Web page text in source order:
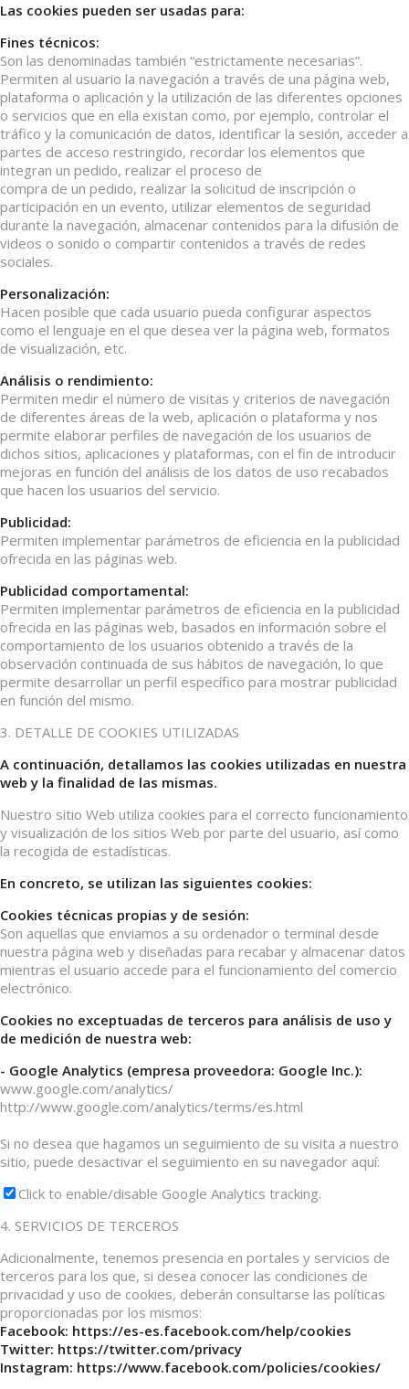
Las cookies pueden ser usadas para:
Fines técnicos:
Son las denominadas también “estrictamente necesarias”.
Permiten al usuario la navegación a través de una página web,
plataforma o aplicación y la utilización de las diferentes opciones
o servicios que en ella existan como, por ejemplo, controlar el
tráfico y la comunicación de datos, identificar la sesión, acceder a
partes de acceso restringido, recordar los elementos que
integran un pedido, realizar el proceso de
compra de un pedido, realizar la solicitud de inscripción o
participación en un evento, utilizar elementos de seguridad
durante la navegación, almacenar contenidos para la difusión de
videos o sonido o compartir contenidos a través de redes
sociales.
Personalización:
Hacen posible que cada usuario pueda configurar aspectos
como el lenguaje en el que desea ver la página web, formatos
de visualización, etc.
Análisis o rendimiento:
Permiten medir el número de visitas y criterios de navegación
de diferentes áreas de la web, aplicación o plataforma y nos
permite elaborar perfiles de navegación de los usuarios de
dichos sitios, aplicaciones y plataformas, con el fin de introducir
mejoras en función del análisis de los datos de uso recabados
que hacen los usuarios del servicio.
Publicidad:
Permiten implementar parámetros de eficiencia en la publicidad
ofrecida en las páginas web.
Publicidad comportamental:
Permiten implementar parámetros de eficiencia en la publicidad
ofrecida en las páginas web, basados en información sobre el
comportamiento de los usuarios obtenido a través de la
observación continuada de sus hábitos de navegación, lo que
permite desarrollar un perfil específico para mostrar publicidad
en función del mismo.
3. DETALLE DE COOKIES UTILIZADAS
A continuación, detallamos las cookies utilizadas en nuestra
web y la finalidad de las mismas.
Nuestro sitio Web utiliza cookies para el correcto funcionamiento
y visualización de los sitios Web por parte del usuario, así como
la recogida de estadísticas.
En concreto, se utilizan las siguientes cookies:
Cookies técnicas propias y de sesión:
Son aquellas que enviamos a su ordenador o terminal desde
nuestra página web y diseñadas para recabar y almacenar datos
mientras el usuario accede para el funcionamiento del comercio
electrónico.
Cookies no exceptuadas de terceros para análisis de uso y
de medición de nuestra web:
- Google Analytics (empresa proveedora: Google Inc.):
www.google.com/analytics/
http://www.google.com/analytics/terms/es.html
Si no desea que hagamos un seguimiento de su visita a nuestro
sitio, puede desactivar el seguimiento en su navegador aquí:
Click to enable/disable Google Analytics tracking.
4. SERVICIOS DE TERCEROS
Adicionalmente, tenemos presencia en portales y servicios de
terceros para los que, si desea conocer las condiciones de
privacidad y uso de cookies, deberán consultarse las políticas
proporcionadas por los mismos:
Facebook: https://es-es.facebook.com/help/cookies
Twitter: https://twitter.com/privacy
Instagram: https://www.facebook.com/policies/cookies/